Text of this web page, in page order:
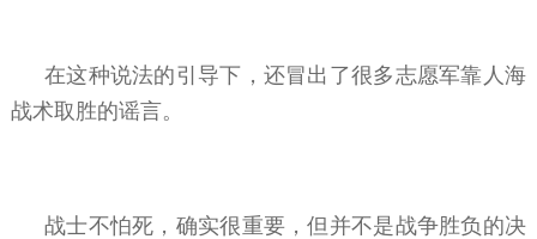
在这种说法的引导下，还冒出了很多志愿军靠人海
战术取胜的谣言。
战士不怕死，确实很重要，但并不是战争胜负的决